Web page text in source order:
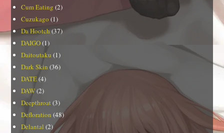
Cum Eating (2)
Cuzukago (1)
Da Hootch(37)
DAIGO(1)
Daitoutaku (1)
Dark Skin (36)
DATE(4)
DAW(2)
Deepthroat (3)
Defloration (48)
Delantal (2)